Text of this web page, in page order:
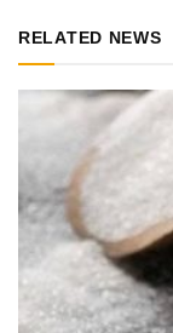
RELATED NEWS